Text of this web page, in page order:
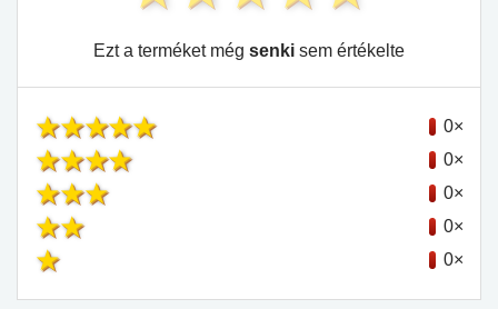
Ezt a terméket még senki sem értékelte
0×
0×
0×
0×
0×